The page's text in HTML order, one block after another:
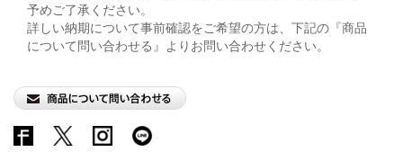
予めご了承ください。
詳しい納期について事前確認をご希望の方は、下記の『商品
について問い合わせる』よりお問い合わせください。